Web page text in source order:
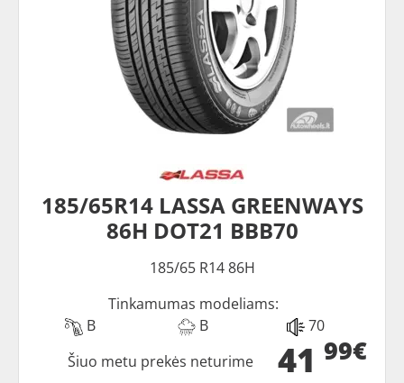
185/65R14 LASSA GREENWAYS
86H DOT21 BBB70
185/65 R14 86H
Tinkamumas modeliams:
B
B 70
41 99€
Šiuo metu prekės neturime